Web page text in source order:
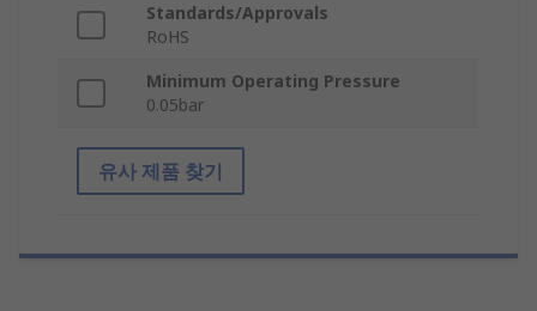
Standards/Approvals
RoHS
Minimum Operating Pressure
0.05bar
유사 제품 찾기